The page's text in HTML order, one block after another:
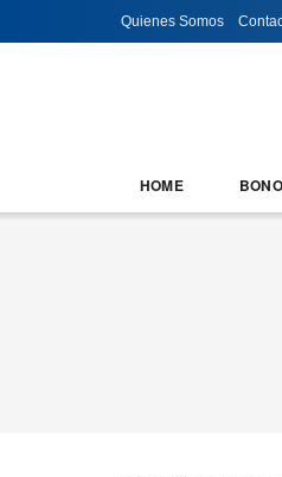
Quienes Somos
HOME